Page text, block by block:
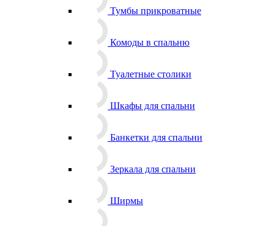
Тумбы прикроватные
Комоды в спальню
Туалетные столики
Шкафы для спальни
Банкетки для спальни
Зеркала для спальни
Ширмы